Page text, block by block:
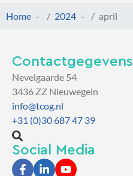
Home 2024 april
Contactgegevens
Nevelgaarde 54
3436 ZZ Nieuwegein
info@tcog.nl
+31 (0)30 687 47 39
Social Media